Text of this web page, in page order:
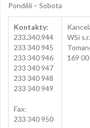
Pondělí – Sobota
Kontakty:
233.340.944
233 340 945
233 340 946
233 340 947
233 340 948
233 340 949
Fax:
233 340 950
WSi
169